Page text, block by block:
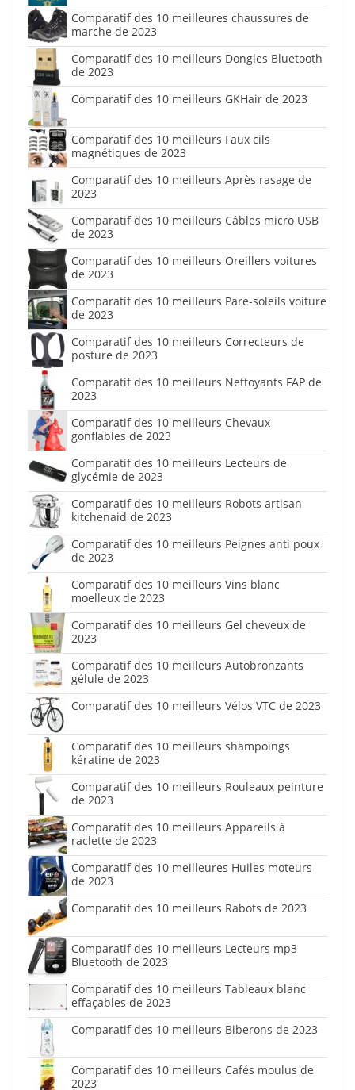
Comparatif des 10 meilleures chaussures de
marche de 2023
Comparatif des 10 meilleurs Dongles Bluetooth
de 2023
Comparatif des 10 meilleurs GKHair de 2023
Comparatif des 10 meilleurs Faux cils
magnétiques de 2023
Comparatif des 10 meilleurs Après rasage de
2023
Comparatif des 10 meilleurs Câbles micro USB
de 2023
Comparatif des 10 meilleurs Oreillers voitures
de 2023
Comparatif des 10 meilleurs Pare-soleils voiture
de 2023
Comparatif des 10 meilleurs Correcteurs de
posture de 2023
Comparatif des 10 meilleurs Nettoyants FAP de
2023
Comparatif des 10 meilleurs Chevaux
gonflables de 2023
Comparatif des 10 meilleurs Lecteurs de
glycémie de 2023
Comparatif des 10 meilleurs Robots artisan
kitchenaid de 2023
Comparatif des 10 meilleurs Peignes anti poux
de 2023
Comparatif des 10 meilleurs Vins blanc
moelleux de 2023
Comparatif des 10 meilleurs Gel cheveux de
2023
Comparatif des 10 meilleurs Autobronzants
gélule de 2023
Comparatif des 10 meilleurs Vélos VTC de 2023
Comparatif des 10 meilleurs shampoings
kératine de 2023
Comparatif des 10 meilleurs Rouleaux peinture
de 2023
Comparatif des 10 meilleurs Appareils à
raclette de 2023
Comparatif des 10 meilleures Huiles moteurs
de 2023
Comparatif des 10 meilleurs Rabots de 2023
Comparatif des 10 meilleurs Lecteurs mp3
Bluetooth de 2023
Comparatif des 10 meilleurs Tableaux blanc
effaçables de 2023
Comparatif des 10 meilleurs Biberons de 2023
Comparatif des 10 meilleurs Cafés moulus de
2023